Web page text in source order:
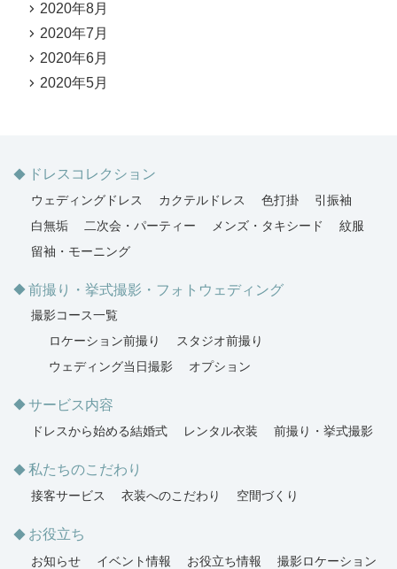
2020年8月
2020年7月
2020年6月
2020年5月
ドレスコレクション
ウェディングドレス カクテルドレス 色打掛
引振袖
白無垢
二次会・パーティー メンズ・タキシード
紋服
留袖・モーニング
前撮り・挙式撮影・フォトウェディング
撮影コース一覧
ロケーション前撮り
スタジオ前撮り
ウェディング当日撮影
オプション
サービス内容
ドレスから始める結婚式 レンタル衣装 前撮り・挙式撮影
私たちのこだわり
接客サービス 衣装へのこだわり 空間づくり
お役立ち
お知らせ イベント情報 お役立ち情報 撮影ロケーション